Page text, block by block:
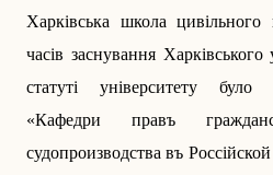
Харківська школа
часів заснування
статуті університету було
«Кафедри правъ
судопроизводства въ